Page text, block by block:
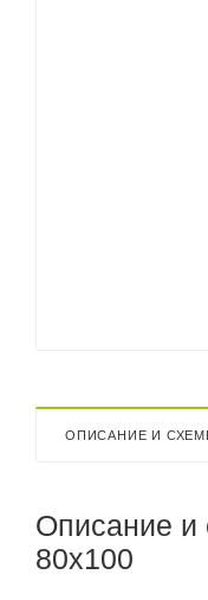
ОПИСАНИЕ И
Описание и
80x100